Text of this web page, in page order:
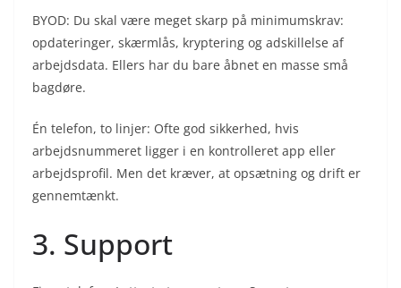
BYOD: Du skal være meget skarp på minimumskrav:
opdateringer, skærmlås, kryptering og adskillelse af
arbejdsdata. Ellers har du bare åbnet en masse små
bagdøre.
Én telefon, to linjer: Ofte god sikkerhed, hvis
arbejdsnummeret ligger i en kontrolleret app eller
arbejdsprofil. Men det kræver, at opsætning og drift er
gennemtænkt.
3. Support